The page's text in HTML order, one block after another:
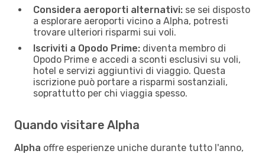
Considera aeroporti alternativi: se sei disposto
a esplorare aeroporti vicino a Alpha, potresti
trovare ulteriori risparmi sui voli.
Iscriviti a Opodo Prime: diventa membro di
Opodo Prime e accedi a sconti esclusivi su voli,
hotel e servizi aggiuntivi di viaggio. Questa
iscrizione può portare a risparmi sostanziali,
soprattutto per chi viaggia spesso.
Quando visitare Alpha
Alpha offre esperienze uniche durante tutto l'anno,